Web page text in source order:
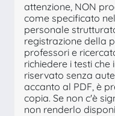
attenzione, NON
come specificato
personale
registrazione della
professori e
richiedere i testi che
riservato senza
accanto al PDF, è
copia. Se non c'è
non renderlo